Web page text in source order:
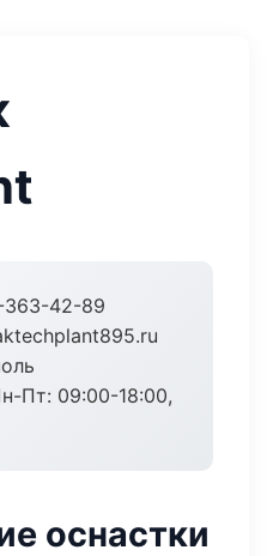
363-42-89
Пт: 09:00-18:00,
оснастки